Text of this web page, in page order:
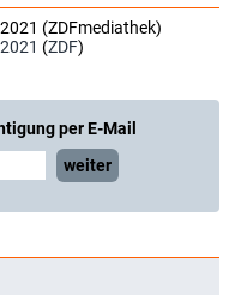
(ZDFmediathek)
(ZDF)
per E-Mail
weiter